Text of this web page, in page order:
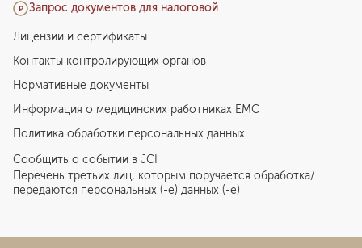
Запрос документов для налоговой
Лицензии и сертификаты
Контакты контролирующих органов
Нормативные документы
Информация о медицинских работниках EMC
Политика обработки персональных данных
Сообщить о событии в JCI
Перечень третьих лиц, которым поручается обработка/
передаются персональных (-е) данных (-е)